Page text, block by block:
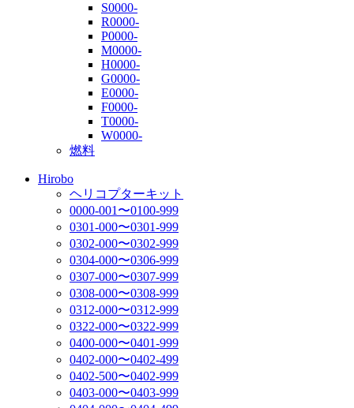
S0000-
R0000-
P0000-
M0000-
H0000-
G0000-
E0000-
F0000-
T0000-
W0000-
燃料
Hirobo
ヘリコプターキット
0000-001〜0100-999
0301-000〜0301-999
0302-000〜0302-999
0304-000〜0306-999
0307-000〜0307-999
0308-000〜0308-999
0312-000〜0312-999
0322-000〜0322-999
0400-000〜0401-999
0402-000〜0402-499
0402-500〜0402-999
0403-000〜0403-999